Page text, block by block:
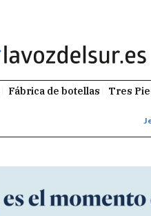
Fábrica de botellas Tres